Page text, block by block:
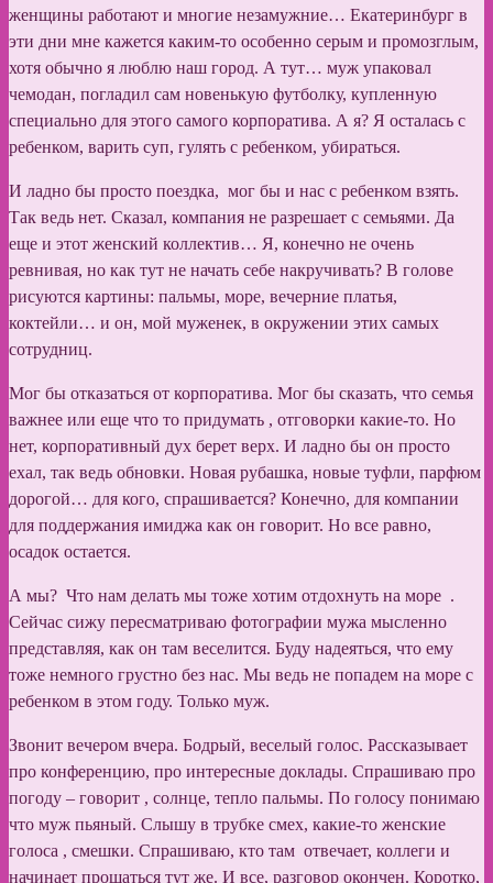
женщины работают и многие незамужние… Екатеринбург в
эти дни мне кажется каким-то особенно серым и промозглым,
хотя обычно я люблю наш город. А тут… муж упаковал
чемодан, погладил сам новенькую футболку, купленную
специально для этого самого корпоратива. А я? Я осталась с
ребенком, варить суп, гулять с ребенком, убираться.
И ладно бы просто поездка, мог бы и нас с ребенком взять.
Так ведь нет. Сказал, компания не разрешает с семьями. Да
еще и этот женский коллектив… Я, конечно не очень
ревнивая, но как тут не начать себе накручивать? В голове
рисуются картины: пальмы, море, вечерние платья,
коктейли… и он, мой муженек, в окружении этих самых
сотрудниц.
Мог бы отказаться от корпоратива. Мог бы сказать, что семья
важнее или еще что то придумать , отговорки какие-то. Но
нет, корпоративный дух берет верх. И ладно бы он просто
ехал, так ведь обновки. Новая рубашка, новые туфли, парфюм
дорогой… для кого, спрашивается? Конечно, для компании
для поддержания имиджа как он говорит. Но все равно,
осадок остается.
А мы? Что нам делать мы тоже хотим отдохнуть на море .
Сейчас сижу пересматриваю фотографии мужа мысленно
представляя, как он там веселится. Буду надеяться, что ему
тоже немного грустно без нас. Мы ведь не попадем на море с
ребенком в этом году. Только муж.
Звонит вечером вчера. Бодрый, веселый голос. Рассказывает
про конференцию, про интересные доклады. Спрашиваю про
погоду – говорит , солнце, тепло пальмы. По голосу понимаю
что муж пьяный. Слышу в трубке смех, какие-то женские
голоса , смешки. Спрашиваю, кто там отвечает, коллеги и
начинает прощаться тут же. И все, разговор окончен. Коротко,